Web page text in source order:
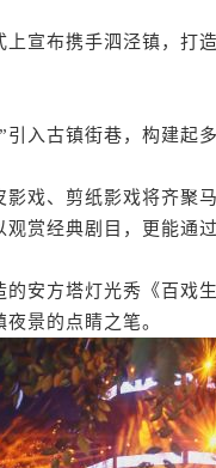
布携手泗泾镇，打
入古镇街巷，构建起
、剪纸影戏将齐聚马
赏经典剧目，更能通
安方塔灯光秀《百戏
景的点睛之笔。